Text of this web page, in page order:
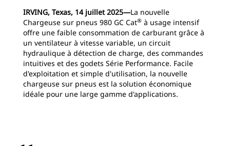
IRVING, Texas, 14 juillet 2025―La nouvelle
Chargeuse sur pneus 980 GC Cat® à usage intensif
offre une faible consommation de carburant grâce à
un ventilateur à vitesse variable, un circuit
hydraulique à détection de charge, des commandes
intuitives et des godets Série Performance. Facile
d'exploitation et simple d'utilisation, la nouvelle
chargeuse sur pneus est la solution économique
idéale pour une large gamme d'applications.